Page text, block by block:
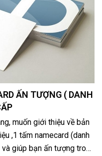
ẤN TƯỢNG ( DANH
muốn giới thiệu về bản
,1 tấm namecard (danh
giúp bạn ấn tượng trong